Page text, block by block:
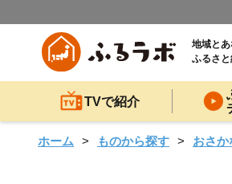
地域と
ふるさ
TVで紹介
ホーム ものから探す おさか